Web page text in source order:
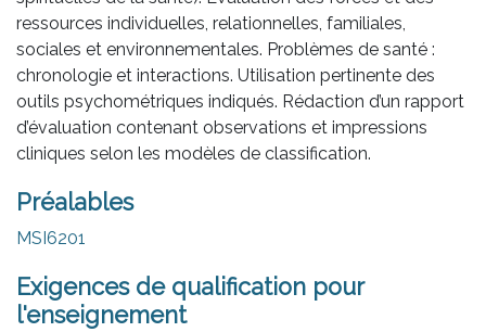
ressources individuelles, relationnelles, familiales,
sociales et environnementales. Problèmes de santé :
chronologie et interactions. Utilisation pertinente des
outils psychométriques indiqués. Rédaction d’un rapport
d’évaluation contenant observations et impressions
cliniques selon les modèles de classification.
Préalables
MSI6201
Exigences de qualification pour
l'enseignement